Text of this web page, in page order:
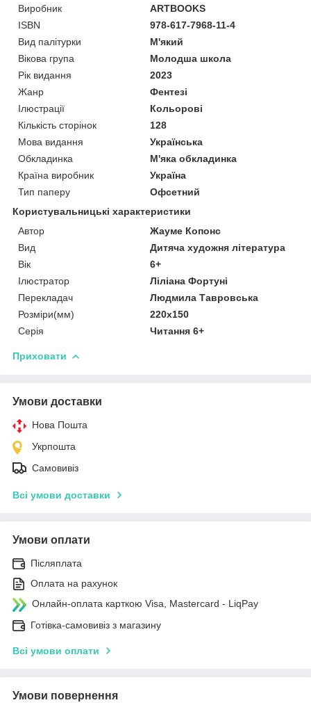
Виробник
ARTBOOKS
ISBN
978-617-7968-11-4
Вид палітурки
М'який
Вікова група
Молодша школа
Рік видання
2023
Жанр
Фентезі
Ілюстрації
Кольорові
Кількість сторінок
128
Мова видання
Українська
Обкладинка
М'яка обкладинка
Країна виробник
Україна
Тип паперу
Офсетний
Користувальницькі характеристики
Автор
Жауме Копонс
Вид
Дитяча художня література
Вік
6+
Ілюстратор
Ліліана Фортуні
Перекладач
Людмила Тавровська
Розміри(мм)
220х150
Серія
Читання 6+
Приховати
Умови доставки
Нова Пошта
Укрпошта
Самовивіз
Всі умови доставки
Умови оплати
Післяплата
Оплата на рахунок
Онлайн-оплата карткою Visa, Mastercard - LiqPay
Готівка-самовивіз з магазину
Всі умови оплати
Умови повернення